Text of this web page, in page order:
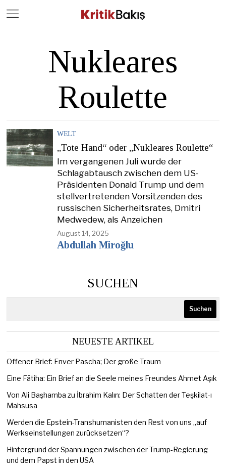
Nukleares
Roulette
WELT
„Tote Hand“ oder „Nukleares Roulette“
Im vergangenen Juli wurde der
Schlagabtausch zwischen dem US-
Präsidenten Donald Trump und dem
stellvertretenden Vorsitzenden des
russischen Sicherheitsrates, Dmitri
Medwedew, als Anzeichen
August 14, 2025
Abdullah Miroğlu
SUCHEN
Suchen
NEUESTE ARTIKEL
Offener Brief: Enver Pascha; Der große Traum
Eine Fātiha: Ein Brief an die Seele meines Freundes Ahmet Aşık
Von Ali Başhamba zu İbrahim Kalın: Der Schatten der Teşkilat-ı
Mahsusa
Werden die Epstein-Transhumanisten den Rest von uns „auf
Werkseinstellungen zurücksetzen“?
Hintergrund der Spannungen zwischen der Trump-Regierung
und dem Papst in den USA